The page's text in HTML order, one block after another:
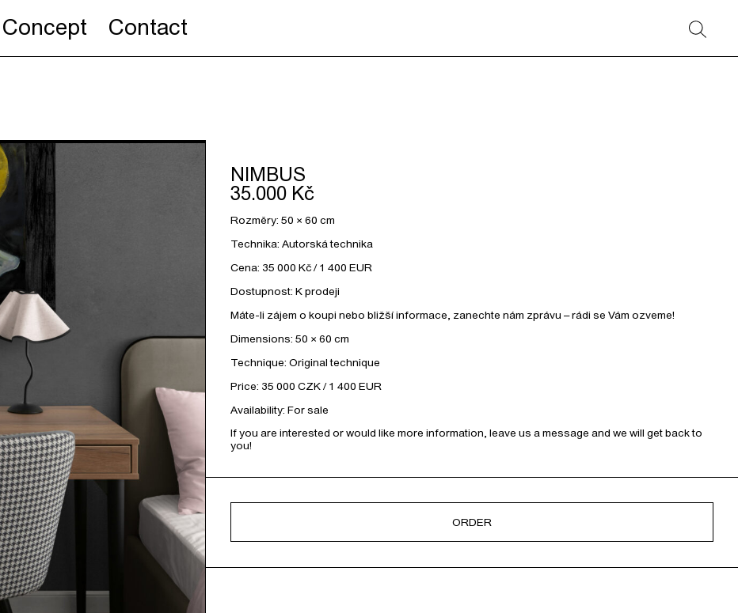
Concept Contact
NIMBUS
35.000 Kč
Rozměry: 50 × 60 cm
Technika: Autorská technika
Cena: 35 000 Kč / 1 400 EUR
Dostupnost: K prodeji
Máte-li zájem o koupi nebo bližší informace, zanechte nám zprávu – rádi se Vám ozveme!
Dimensions: 50 × 60 cm
Technique: Original technique
Price: 35 000 CZK / 1 400 EUR
Availability: For sale
If you are interested or would like more information, leave us a message and we will get back to
you!
ORDER